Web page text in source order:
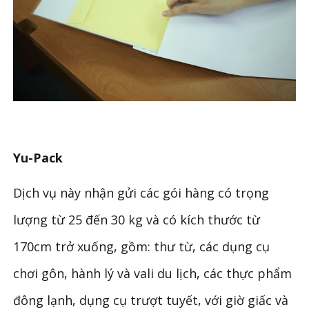
Yu-Pack
Dịch vụ này nhận gửi các gói hàng có trọng
lượng từ 25 đến 30 kg và có kích thước từ
170cm trở xuống, gồm: thư từ, các dụng cụ
chơi gôn, hành lý và vali du lịch, các thực phẩm
đông lạnh, dụng cụ trượt tuyết, với giờ giấc và